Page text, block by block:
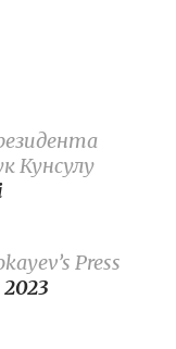
Кунсулу
Press
2023